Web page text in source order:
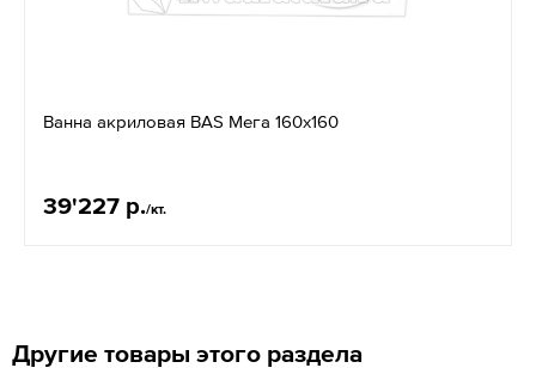
Ванна акриловая BAS Мега 160х160
39'227 р./кт.
Другие товары этого раздела